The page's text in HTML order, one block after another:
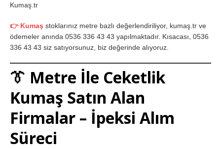
Kumaş.tr
👉 Kumaş stoklarınız metre bazlı değerlendiriliyor, kumaş.tr ve
ödemeler anında 0536 336 43 43 yapılmaktadır. Kısacası, 0536
336 43 43 siz satıyorsunuz, biz değerinde alıyoruz.
👔 Metre İle Ceketlik
Kumaş Satın Alan
Firmalar – İpeksi Alım
Süreci